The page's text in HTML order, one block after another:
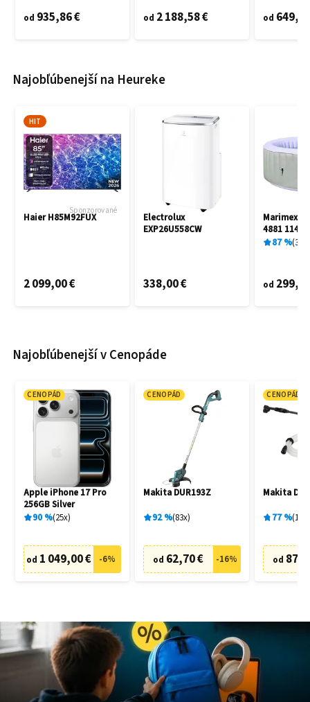
od 935,86 € od 2 188,58 € od
Najobľúbenejší na Heureke
HIT
Sponzorované
Haier H85M92FUX
2 099,00 €
Electrolux
EXP26U558CW
338,00 €
Marimex
4881
87% 3
od
Najobľúbenejší v Cenopáde
CENOPÁD
Apple iPhone 17 Pro
256GB Silver
90% 25x
od 1 049,00 € -6%
CENOPÁD
Makita DUR193Z
92% 83x
od 62,70 € -16%
CENOPÁD
Makita
77% 19
od